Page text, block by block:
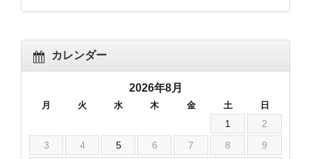
カレンダー
2026年8月
月 火 水 木 金 土 日
1
2
3
4 5 6 7 8
9